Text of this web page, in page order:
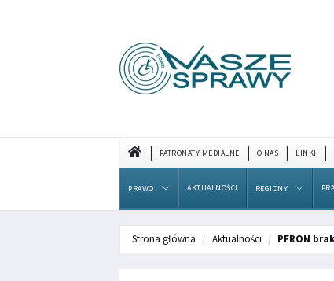
PATRONATY MEDIALNE O NAS LINKI
PRAWO AKTUALNOŚCI REGIONY
Strona główna Aktualności PFRON